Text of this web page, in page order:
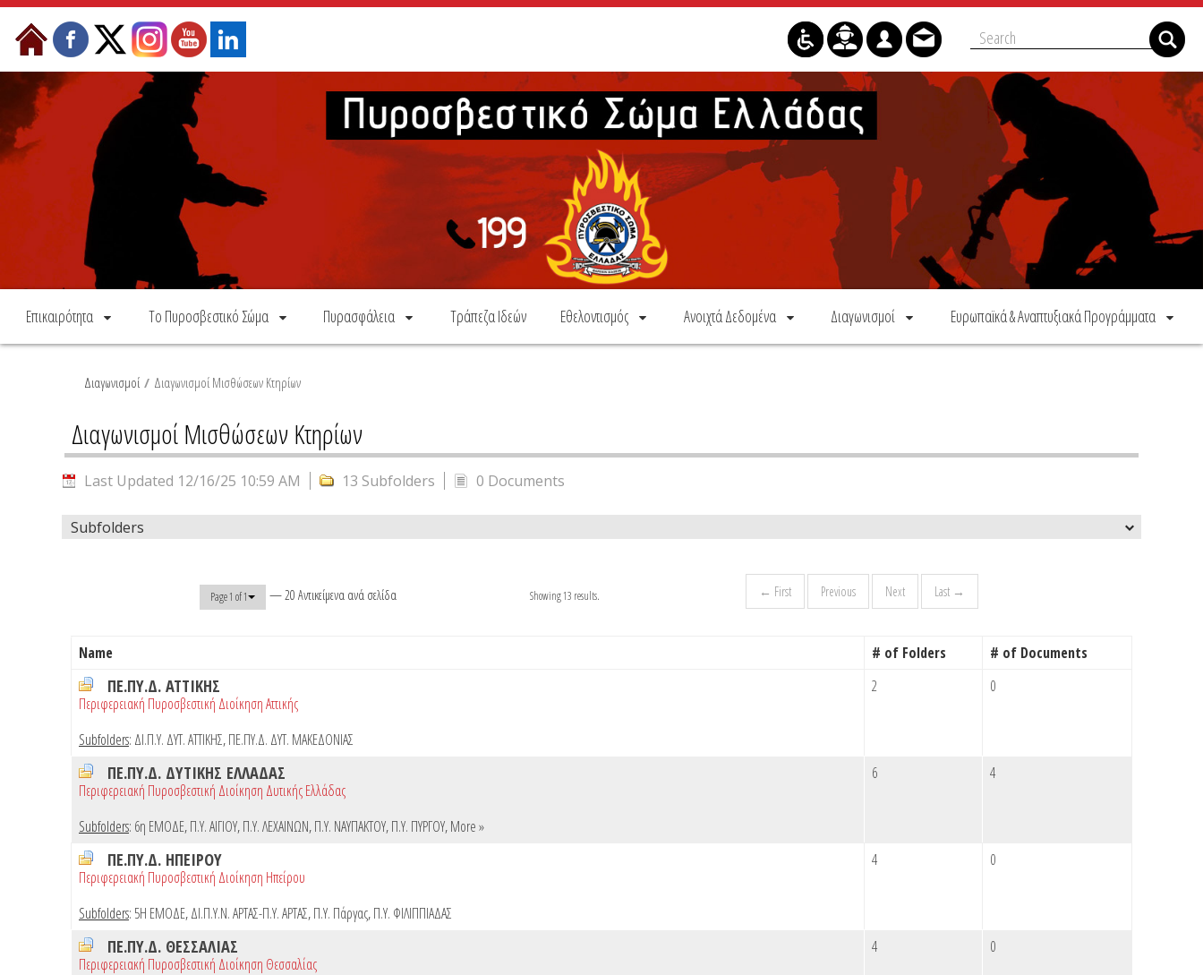
Skip to Content
Επικαιρότητα Το Πυροσβεστικό Σώμα Πυρασφάλεια Τράπεζα Ιδεών Εθελοντισμός Ανοιχτά Δεδομένα Διαγωνισμοί Ευρωπαϊκά & Αναπτυξιακά Προγράμματα
Διαγωνισμοί / Διαγωνισμοί Μισθώσεων Κτηρίων
Διαγωνισμοί Μισθώσεων Κτηρίων
Last Updated 12/16/25 10:59 AM 13 Subfolders 0 Documents
Subfolders
Page 1 of 1 — 20 Αντικείμενα ανά σελίδα Showing 13 results. ← First Previous Next Last →
Name # of Folders # of Documents
ΠΕ.ΠΥ.Δ. ΑΤΤΙΚΗΣ
Περιφερειακή Πυροσβεστική Διοίκηση Αττικής
Subfolders: ΔΙ.Π.Υ. ΔΥΤ. ΑΤΤΙΚΗΣ,ΠΕ.ΠΥ.Δ. ΔΥΤ. ΜΑΚΕΔΟΝΙΑΣ
2 0
ΠΕ.ΠΥ.Δ. ΔΥΤΙΚΗΣ ΕΛΛΑΔΑΣ
Περιφερειακή Πυροσβεστική Διοίκηση Δυτικής Ελλάδας
Subfolders: 6η ΕΜΟΔΕ,Π.Υ. ΑΙΓΙΟΥ,Π.Υ. ΛΕΧΑΙΝΩΝ,Π.Υ. ΝΑΥΠΑΚΤΟΥ,Π.Υ. ΠΥΡΓΟΥ,More »
6 4
ΠΕ.ΠΥ.Δ. ΗΠΕΙΡΟΥ
Περιφερειακή Πυροσβεστική Διοίκηση Ηπείρου
Subfolders: 5Η ΕΜΟΔΕ,ΔΙ.Π.Υ.Ν. ΑΡΤΑΣ-Π.Υ. ΑΡΤΑΣ,Π.Υ. Πάργας,Π.Υ. ΦΙΛΙΠΠΙΑΔΑΣ
4 0
ΠΕ.ΠΥ.Δ. ΘΕΣΣΑΛΙΑΣ
Περιφερειακή Πυροσβεστική Διοίκηση Θεσσαλίας
4 0